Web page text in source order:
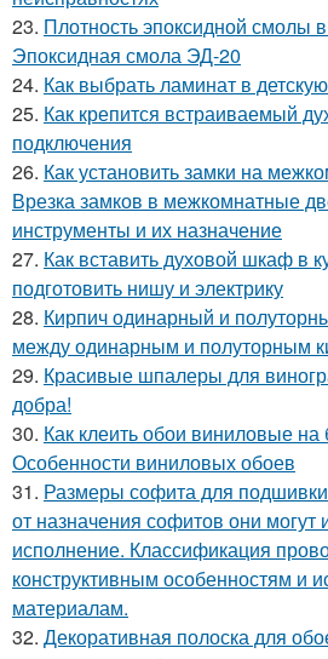
23. Плотность эпоксидной смолы
Эпоксидная смола ЭД-20
24. Как выбрать ламинат в
25. Как крепится встраиваемый
подключения
26. Как установить замки на
Врезка замков в межкомнатные
инструменты и их назначение
27. Как вставить духовой шкаф в
подготовить нишу и электрику
28. Кирпич одинарный и
между одинарным и полуторным
29. Красивые шпалеры для
добра!
30. Как клеить обои виниловые
Особенности виниловых обоев
31. Размеры софита для
от назначения софитов они могут
исполнение. Классификация
конструктивным особенностям и
материалам.
32. Декоративная полоска для